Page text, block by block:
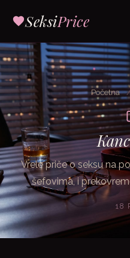
SeksiPrice
Početna
Vrele priče o seksu na
šefovima, i
18